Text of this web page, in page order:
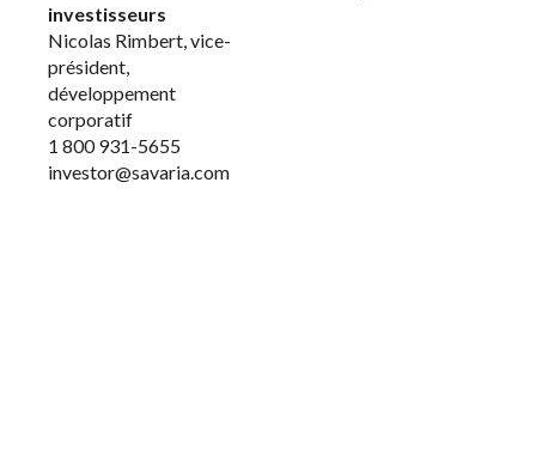
investisseurs
Nicolas Rimbert, vice-
président,
développement
corporatif
1 800 931-5655
investor@savaria.com